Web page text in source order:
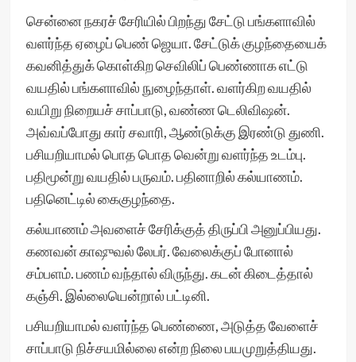
சென்னை நகரச் சேரியில் பிறந்து சேட்டு பங்களாவில்
வளர்ந்த ஏழைப் பெண் ஜெயா. சேட்டுக் குழந்தையைக்
கவனித்துக் கொள்கிற செவிலிப் பெண்ணாக எட்டு
வயதில் பங்களாவில் நுழைந்தாள். வளர்கிற வயதில்
வயிறு நிறையச் சாப்பாடு, வண்ண டெலிவிஷன்.
அவ்வப்போது கார் சவாரி, ஆண்டுக்கு இரண்டு துணி.
பசியறியாமல் பொத பொத வென்று வளர்ந்த உடம்பு.
பதிமூன்று வயதில் பருவம். பதினாறில் கல்யாணம்.
பதினெட்டில் கைகுழந்தை.
கல்யாணம் அவளைச் சேரிக்குத் திருப்பி அனுப்பியது.
கணவன் காஷுவல் லேபர். வேலைக்குப் போனால்
சம்பளம். பணம் வந்தால் விருந்து. கடன் கிடைத்தால்
கஞ்சி. இல்லையென்றால் பட்டினி.
பசியறியாமல் வளர்ந்த பெண்ணை, அடுத்த வேளைச்
சாப்பாடு நிச்சயமில்லை என்ற நிலை பயமுறுத்தியது.